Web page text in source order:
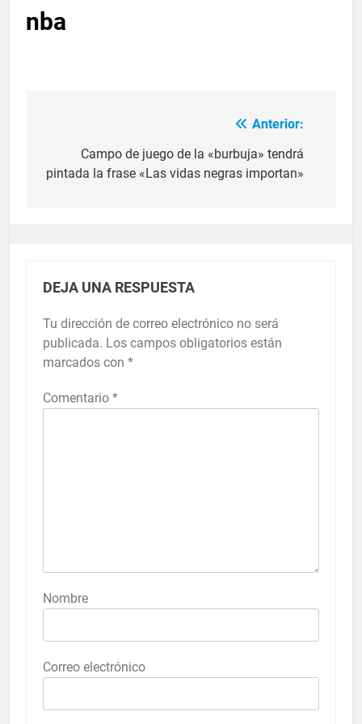
nba
Anterior:
Campo de juego de la «burbuja» tendrá
pintada la frase «Las vidas negras importan»
DEJA UNA RESPUESTA
Tu dirección de correo electrónico no será
publicada. Los campos obligatorios están
marcados con *
Comentario *
Nombre
Correo electrónico